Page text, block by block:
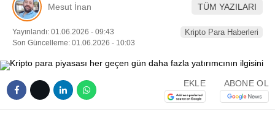
Mesut İnan TÜM YAZILARI
Yayınlandı: 01.06.2026 - 09:43
Son Güncelleme: 01.06.2026 - 10:03
Kripto Para Haberleri
EKLE ABONE OL